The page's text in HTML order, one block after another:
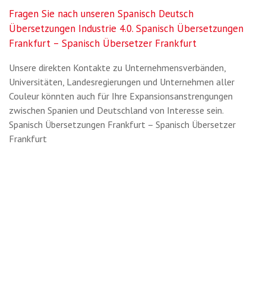
Fragen Sie nach unseren Spanisch Deutsch
Übersetzungen Industrie 4.0. Spanisch Übersetzungen
Frankfurt – Spanisch Übersetzer Frankfurt
Unsere direkten Kontakte zu Unternehmensverbänden,
Universitäten, Landesregierungen und Unternehmen aller
Couleur könnten auch für Ihre Expansionsanstrengungen
zwischen Spanien und Deutschland von Interesse sein.
Spanisch Übersetzungen Frankfurt – Spanisch Übersetzer
Frankfurt